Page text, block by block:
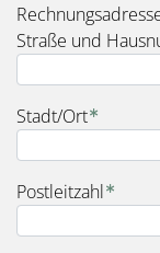
Straße und
Stadt/Ort
Postleitzahl